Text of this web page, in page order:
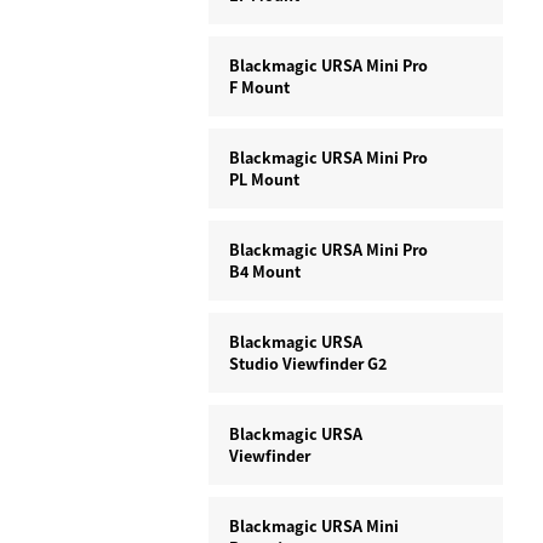
Blackmagic URSA Mini Pro
F Mount
Blackmagic URSA Mini Pro
PL Mount
Blackmagic URSA Mini Pro
B4 Mount
Blackmagic URSA
Studio Viewfinder G2
Blackmagic URSA
Viewfinder
Blackmagic URSA Mini